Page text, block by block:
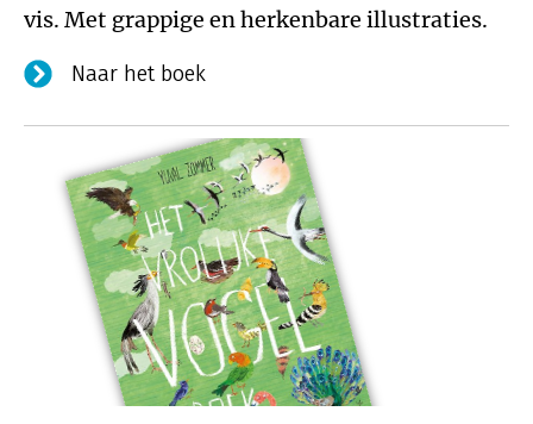
vis. Met grappige en herkenbare illustraties.
Naar het boek